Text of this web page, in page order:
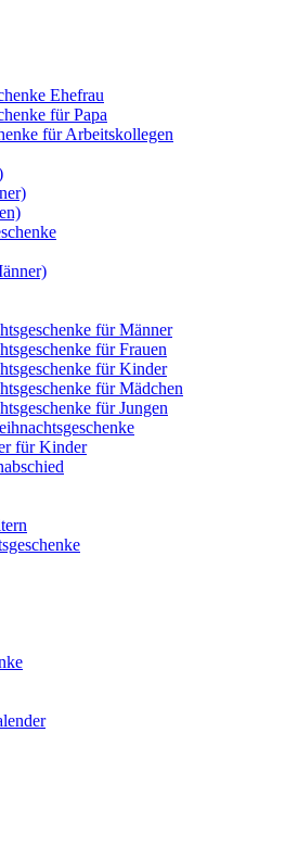
Ehefrau
für Papa
für Arbeitskollegen
für Männer
für Frauen
für Kinder
für Mädchen
für Jungen
für Kinder